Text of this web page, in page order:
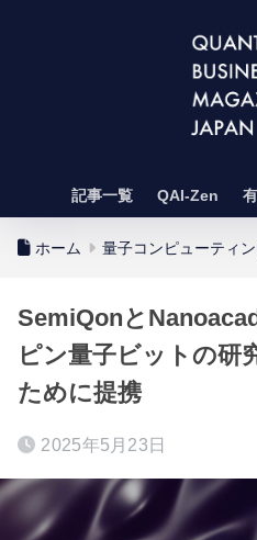
記事一覧 QAI-Zen
ホーム 量子コンピューティ
SemiQonと
ピン量子ビットの研
ために提携
2025年5月23日